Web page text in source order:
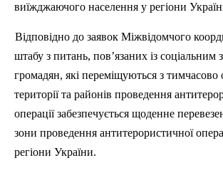
виїжджаючого населення у регіони
Відповідно до заявок Міжвідомчого
штабу з питань, пов’язаних із соціальним
громадян, які переміщуються з тимчасово
території та районів проведення
операції забезпечується щоденне
зони проведення антитерористичної
регіони України.